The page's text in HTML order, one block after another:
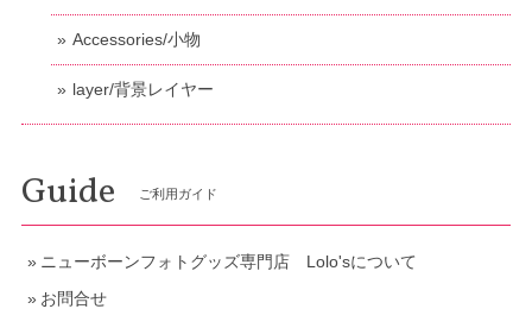
Accessories/小物
layer/背景レイヤー
Guide ご利用ガイド
ニューボーンフォトグッズ専門店 Lolo'sについて
お問合せ